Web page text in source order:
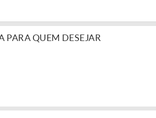
PARA QUEM DESEJAR